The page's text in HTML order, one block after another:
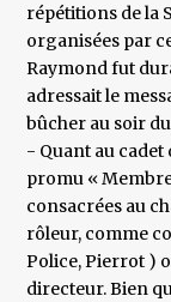
répétitions de la
organisées par
Raymond fut
adressait le
bûcher au soir
- Quant au cadet
promu «
consacrées au
rôleur, comme
Police, Pierrot )
directeur. Bien